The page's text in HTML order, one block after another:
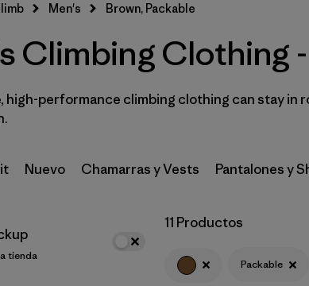
Filtrar por
Price
Filtrar por
Size
Filtrar por
Fit
Filtrar por
Materials & Fabric
Men's Brown, Packable
Climbing Clothing
high-performance climbing clothing can stay in
Nuevo Chamarras y Vests Pantalones y
tienda
11 Productos
Packable